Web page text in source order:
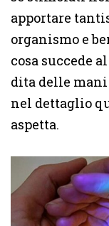
apportare
organismo e
cosa succede
dita delle
nel dettaglio
aspetta.